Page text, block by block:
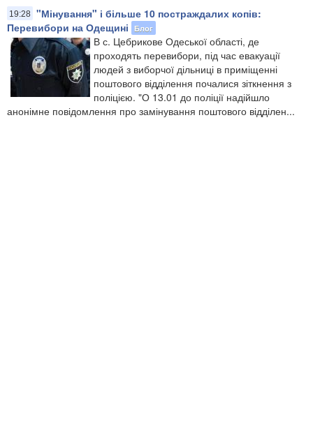
19:28 "Мінування" і більше 10 постраждалих копів:
Перевибори на Одещині
Блог
В с. Цебрикове Одеської області, де
проходять перевибори, під час евакуації
людей з виборчої дільниці в приміщенні
поштового відділення почалися зіткнення з
поліцією. "О 13.01 до поліції надійшло
анонімне повідомлення про замінування поштового відділен...